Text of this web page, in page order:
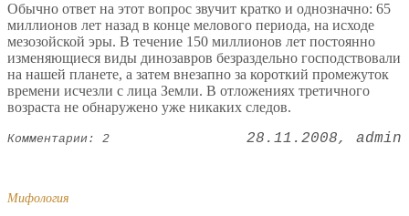
Обычно ответ на этот вопрос звучит кратко и однозначно: 65
миллионов лет назад в конце мелового периода, на исходе
мезозойской эры. В течение 150 миллионов лет постоянно
изменяющиеся виды динозавров безраздельно господствовали
на нашей планете, а затем внезапно за короткий промежуток
времени исчезли с лица Земли. В отложениях третичного
возраста не обнаружено уже никаких следов.
Комментарии: 2 28.11.2008 admin
Мифология